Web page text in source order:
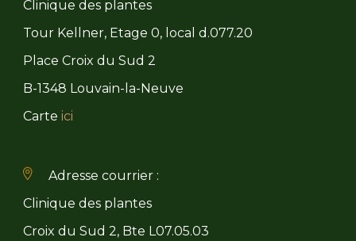
Clinique des plantes
Tour Kellner, Etage 0, local d.077.20
Place Croix du Sud 2
B-1348 Louvain-la-Neuve
Carte ici
Adresse courrier :
Clinique des plantes
Croix du Sud 2, Bte L07.05.03